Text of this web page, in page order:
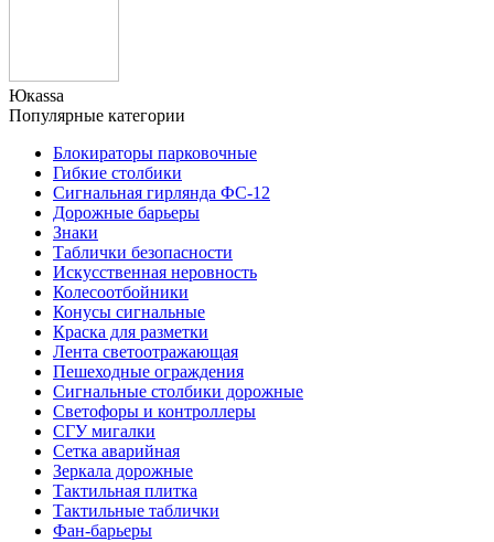
Юкаssа
Популярные категории
Блокираторы парковочные
Гибкие столбики
Сигнальная гирлянда ФС-12
Дорожные барьеры
Знаки
Таблички безопасности
Искусственная неровность
Колесоотбойники
Конусы сигнальные
Краска для разметки
Лента светоотражающая
Пешеходные ограждения
Сигнальные столбики дорожные
Светофоры и контроллеры
СГУ мигалки
Cетка аварийная
Зеркала дорожные
Тактильная плитка
Тактильные таблички
Фан-барьеры